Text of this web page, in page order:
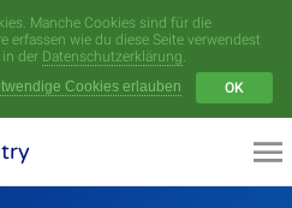
Manche Cookies sind für die
erfassen wie du diese Seite verwendest
der Datenschutzerklärung.
Cookies erlauben
OK
Menü
Videoarchiv